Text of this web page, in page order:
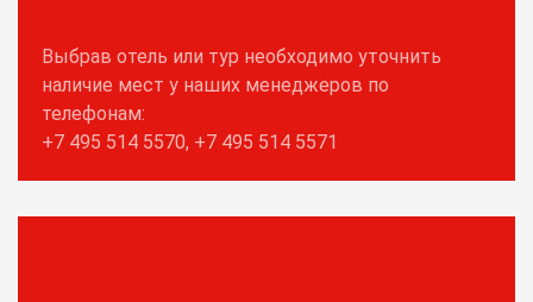
Выбрав отель или тур необходимо уточнить
наличие мест у наших менеджеров по
телефонам:
+7 495 514 5570, +7 495 514 5571